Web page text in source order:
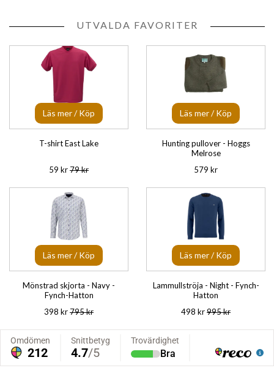
UTVALDA FAVORITER
Läs mer / Köp
T-shirt East Lake
59 kr79 kr
Läs mer / Köp
Hunting pullover - Hoggs
Melrose
579 kr
Läs mer / Köp
Mönstrad skjorta - Navy -
Fynch-Hatton
398 kr795 kr
Läs mer / Köp
Lammullströja - Night - Fynch-
Hatton
498 kr995 kr